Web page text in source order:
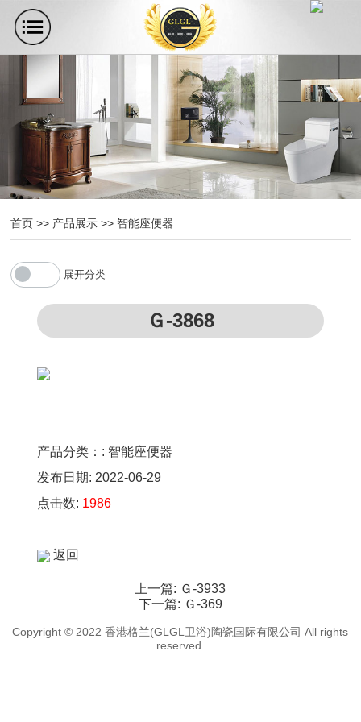
首页 >> 产品展示 >> 智能座便器
展开分类
Ｇ-3868
产品分类：: 智能座便器
发布日期: 2022-06-29
点击数: 1986
返回
上一篇: Ｇ-3933
下一篇: Ｇ-369
Copyright © 2022 香港格兰(GLGL卫浴)陶瓷国际有限公司 All rights
reserved.